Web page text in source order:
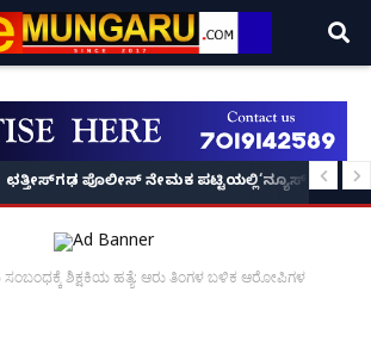
ಅಹಿಂಸಾ
ಛತ್ತೀಸ್‌ಗಢ ಪೊಲೀಸ್ ನೇಮಕ ಪಟ್ಟಿಯಲ್ಲಿ‘ನ್ಯೂಸ್’, ‘ಭಕ್ತ
ಶಿಕ್ಷಕಿಯ ಹತ್ಯೆ: ಆರು ತಿಂಗಳ ಬಳಿಕ ಆರೋಪಿಗಳ